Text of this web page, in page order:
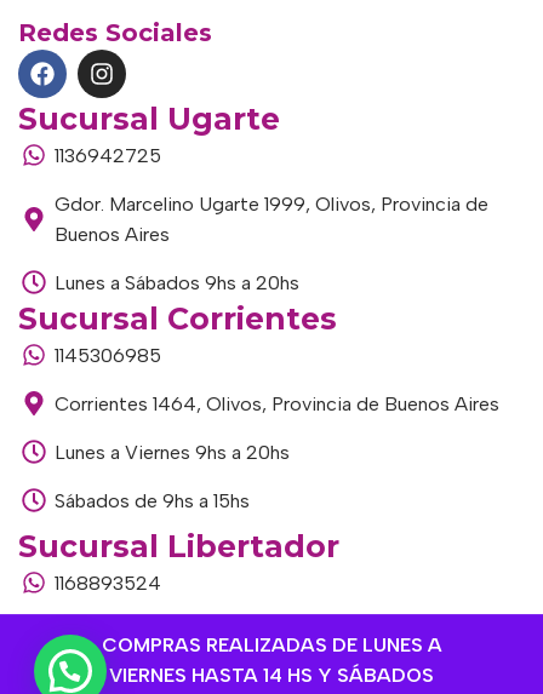
COMPRAS REALIZADAS DE LUNES A
VIERNES HASTA 14 HS Y SÁBADOS
Redes Sociales
Sucursal Ugarte
1136942725
Gdor. Marcelino Ugarte 1999, Olivos, Provincia de
Buenos Aires
Lunes a Sábados 9hs a 20hs
Sucursal Corrientes
1145306985
Corrientes 1464, Olivos, Provincia de Buenos Aires
Lunes a Viernes 9hs a 20hs
Sábados de 9hs a 15hs
Sucursal Libertador
1168893524
Av. del Libertador 1915, Vte. López, Provincia de
Buenos Aires